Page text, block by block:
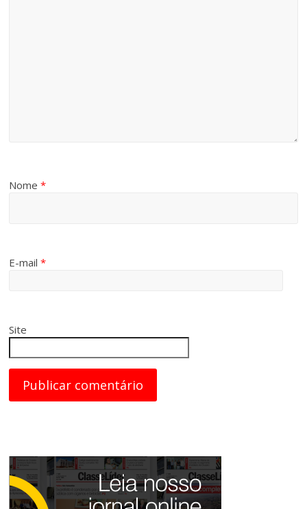
Nome*
E-mail*
Site